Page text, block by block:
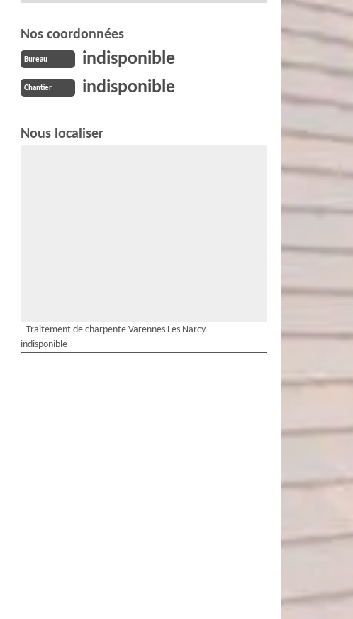
Nos coordonnées
Bureau indisponible
Chantier indisponible
Nous localiser
Traitement de charpente Varennes Les Narcy
indisponible